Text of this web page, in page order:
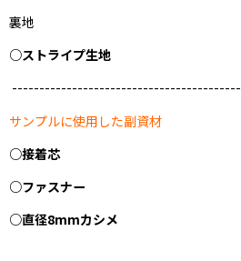
裏地
○ストライプ生地
------------------------------------------
サンプルに使用した副資材
○接着芯
○ファスナー
○直径8mmカシメ